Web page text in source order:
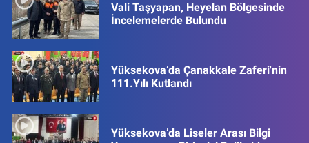
Vali Taşyapan, Heyelan Bölgesinde
İncelemelerde Bulundu
Yüksekova’da Çanakkale Zaferi'nin
111.Yılı Kutlandı
Yüksekova’da Liseler Arası Bilgi